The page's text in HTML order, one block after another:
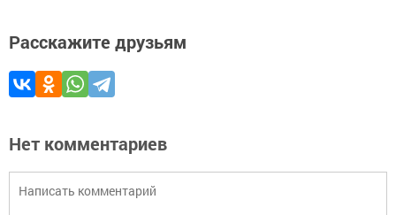
Расскажите друзьям
Нет комментариев